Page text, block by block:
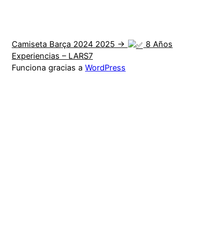
Camiseta Barça 2024 2025 →
8 Años
Experiencias – LARS7
Funciona gracias a WordPress